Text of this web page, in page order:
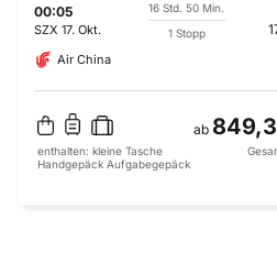
00:05
SZX 17. Okt.
16 Std. 50 Min.
1 Stopp
Air China
ab
enthalten: kleine Tasche
Handgepäck Aufgabegepäck